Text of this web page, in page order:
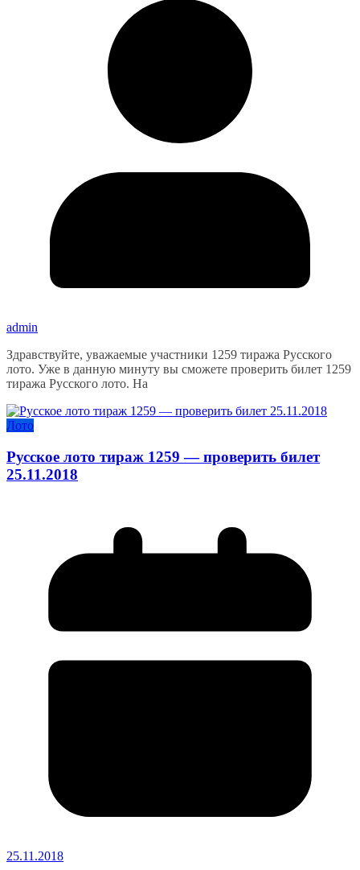
admin
Здравствуйте, уважаемые участники 1259 тиража Русского
лото. Уже в данную минуту вы сможете проверить билет 1259
тиража Русского лото. На
Лото
Русское лото тираж 1259 — проверить билет
25.11.2018
25.11.2018